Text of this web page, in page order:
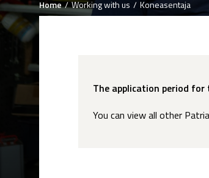
Home Working with us Koneasentaja
The application period for
You can view all other